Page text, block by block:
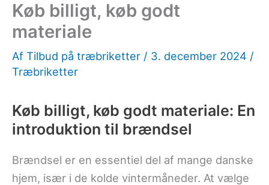
Køb billigt, køb godt
materiale
Af Tilbud på træbriketter / 3. december 2024 /
Træbriketter
Køb billigt, køb godt materiale: En
introduktion til brændsel
Brændsel er en essentiel del af mange danske
hjem, især i de kolde vintermåneder. At vælge